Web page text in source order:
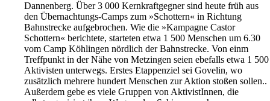
Dannenberg. Über 3 000 Kernkraftgegner sind heute früh aus
den Übernachtungs-Camps zum »Schottern« in Richtung
Bahnstrecke aufgebrochen. Wie die »Kampagne Castor
Schottern« berichtete, starteten etwa 1 500 Menschen um 6.30
vom Camp Köhlingen nördlich der Bahnstrecke. Von einm
Treffpunkt in der Nähe von Metzingen seien ebefalls etwa 1 500
Aktivisten unterwegs. Erstes Etappenziel sei Govelin, wo
zusätzlich mehrere hundert Menschen zur Aktion stoßen sollen..
Außerdem gebe es viele Gruppen von AktivistInnen, die